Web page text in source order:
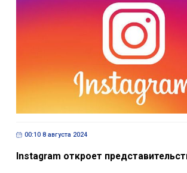
00:10 8 августа 2024
Instagram откроет